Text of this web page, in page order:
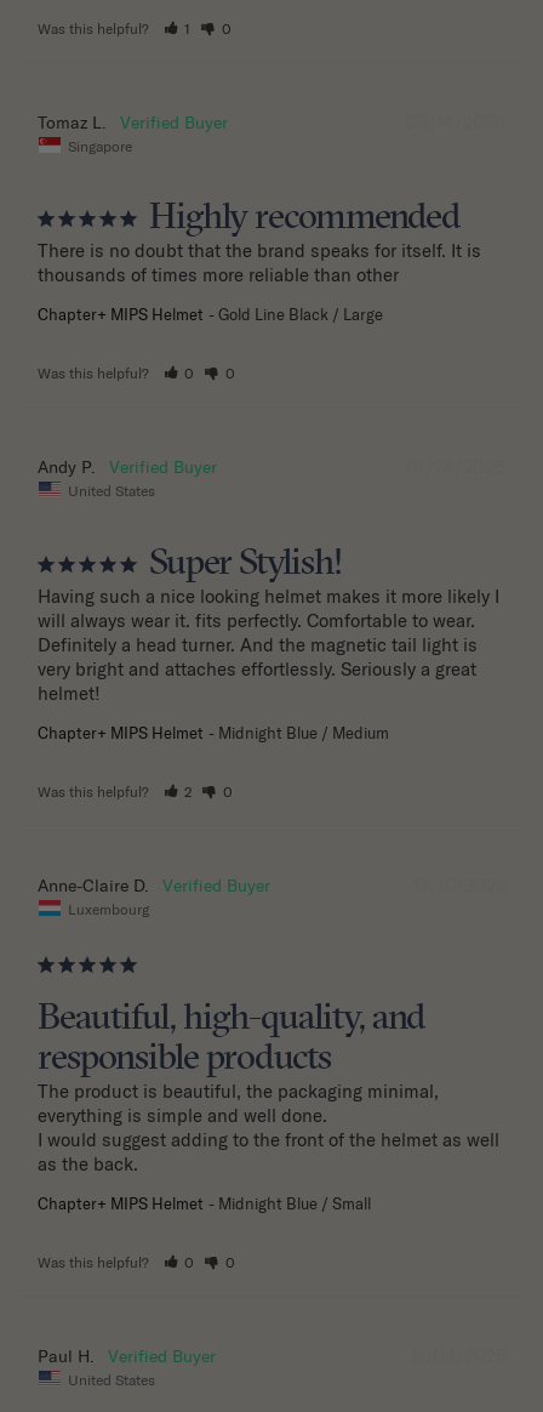
Was this helpful? 1 0
Tomaz L.
Singapore
Highly recommended
There is no doubt that the brand speaks for itself. It is
thousands of times more reliable than other
Chapter+ MIPS Helmet Gold Line Black / Large
Was this helpful? 0 0
Andy P.
United States
Super Stylish!
Having such a nice looking helmet makes it more likely I
will always wear it. fits perfectly. Comfortable to wear.
Definitely a head turner. And the magnetic tail light is
very bright and attaches effortlessly. Seriously a great
helmet!
Chapter+ MIPS Helmet Midnight Blue / Medium
Was this helpful? 2 0
Anne-Claire D.
Luxembourg
Beautiful, high-quality, and
responsible products
The product is beautiful, the packaging minimal,
everything is simple and well done.
I would suggest adding to the front of the helmet as well
as the back.
Chapter+ MIPS Helmet Midnight Blue / Small
Was this helpful? 0 0
Paul H.
United States